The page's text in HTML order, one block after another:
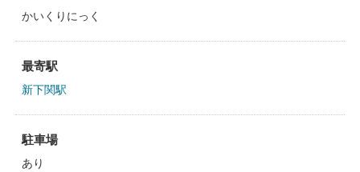
かいくりにっく
最寄駅
新下関駅
駐車場
あり